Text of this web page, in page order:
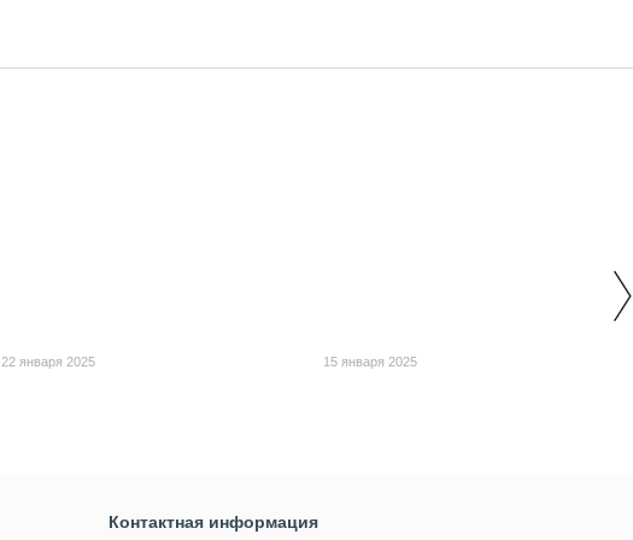
22 января 2025 15 января 2025
Контактная информация